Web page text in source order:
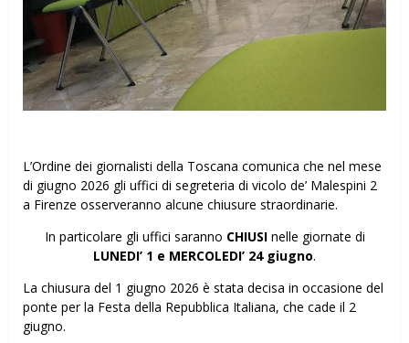
L’Ordine dei giornalisti della Toscana comunica che nel mese
di giugno 2026 gli uffici di segreteria di vicolo de’ Malespini 2
a Firenze osserveranno alcune chiusure straordinarie.
In particolare gli uffici saranno CHIUSI nelle giornate di
LUNEDI’ 1 e MERCOLEDI’ 24 giugno.
La chiusura del 1 giugno 2026 è stata decisa in occasione del
ponte per la Festa della Repubblica Italiana, che cade il 2
giugno.